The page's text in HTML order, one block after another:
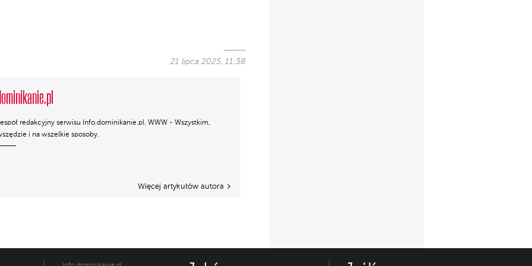
21 lipca 2025, 11:38
redakcyjny serwisu Info.dominikanie.pl. WWW - Wszystkim,
i na wszelkie sposoby.
Więcej artykułów autora